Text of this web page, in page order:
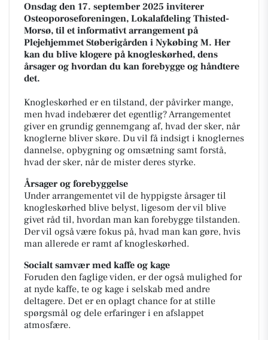
Onsdag den 17. september 2025 inviterer
Osteoporoseforeningen, Lokalafdeling Thisted-
Morsø, til et informativt arrangement på
Plejehjemmet Støberigården i Nykøbing M. Her
kan du blive klogere på knogleskørhed, dens
årsager og hvordan du kan forebygge og håndtere
det.
Knogleskørhed er en tilstand, der påvirker mange,
men hvad indebærer det egentlig? Arrangementet
giver en grundig gennemgang af, hvad der sker, når
knoglerne bliver skøre. Du vil få indsigt i knoglernes
dannelse, opbygning og omsætning samt forstå,
hvad der sker, når de mister deres styrke.
Årsager og forebyggelse
Under arrangementet vil de hyppigste årsager til
knogleskørhed blive belyst, ligesom der vil blive
givet råd til, hvordan man kan forebygge tilstanden.
Der vil også være fokus på, hvad man kan gøre, hvis
man allerede er ramt af knogleskørhed.
Socialt samvær med kaffe og kage
Foruden den faglige viden, er der også mulighed for
at nyde kaffe, te og kage i selskab med andre
deltagere. Det er en oplagt chance for at stille
spørgsmål og dele erfaringer i en afslappet
atmosfære.